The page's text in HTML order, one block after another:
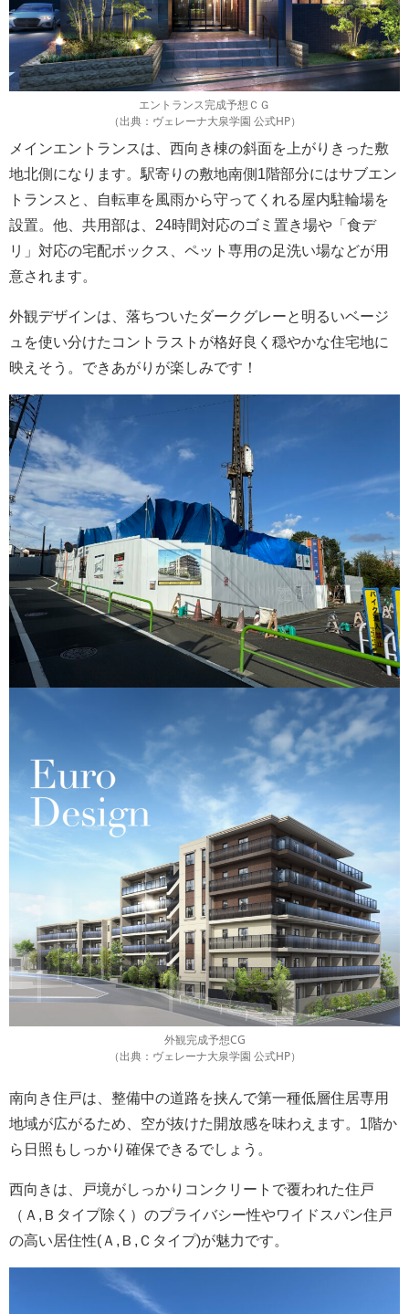
エントランス完成予想ＣＧ
（出典：ヴェレーナ大泉学園 公式HP）
メインエントランスは、西向き棟の斜面を上がりきった敷
地北側になります。駅寄りの敷地南側1階部分にはサブエン
トランスと、自転車を風雨から守ってくれる屋内駐輪場を
設置。他、共用部は、24時間対応のゴミ置き場や「食デ
リ」対応の宅配ボックス、ペット専用の足洗い場などが用
意されます。
外観デザインは、落ちついたダークグレーと明るいベージ
ュを使い分けたコントラストが格好良く穏やかな住宅地に
映えそう。できあがりが楽しみです！
外観完成予想CG
（出典：ヴェレーナ大泉学園 公式HP）
南向き住戸は、整備中の道路を挟んで第一種低層住居専用
地域が広がるため、空が抜けた開放感を味わえます。1階か
ら日照もしっかり確保できるでしょう。
西向きは、戸境がしっかりコンクリートで覆われた住戸
（Ａ,Ｂタイプ除く）のプライバシー性やワイドスパン住戸
の高い居住性(Ａ,Ｂ,Ｃタイプ)が魅力です。